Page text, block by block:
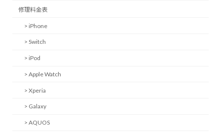
修理料金表
> iPhone
> Switch
> iPod
> Apple Watch
> Xperia
> Galaxy
> AQUOS